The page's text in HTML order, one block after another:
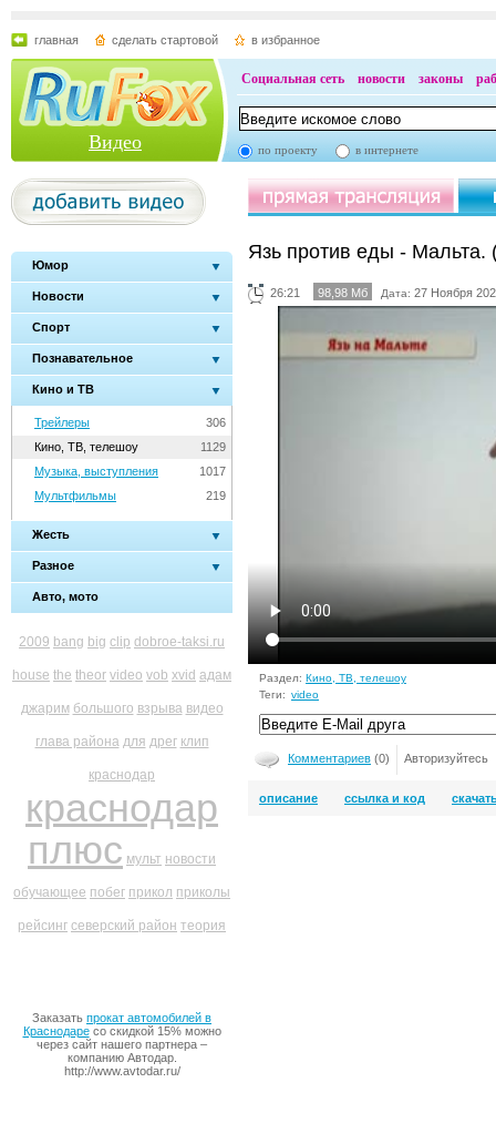
главная сделать стартовой в избранное
Видео
Социальная сеть новости законы
по проекту в интернете
Юмор
Новости
Спорт
Познавательное
Кино и ТВ
306
Трейлеры
1129
Кино, ТВ, телешоу
1017
Музыка, выступления
219
Мультфильмы
Жесть
Разное
Авто, мото
2009 bang big clip dobroe-taksi.ru
house the theor video vob xvid адам
джарим большого взрыва видео
глава района для дрег клип
краснодар
краснодар
плюс мульт новости
обучающее побег прикол приколы
рейсинг северский район теория
Заказать прокат автомобилей в
Краснодаресо скидкой 15% можно
через сайт нашего партнера –
компанию Автодар.
http://www.avtodar.ru/
Язь против еды - Мальта.
26:21 98,98 Мб Дата: 27 Ноября
Раздел: Кино, ТВ, телешоу
Теги: video
Комментариев (0) Авторизуйтесь
описание ссылка и код